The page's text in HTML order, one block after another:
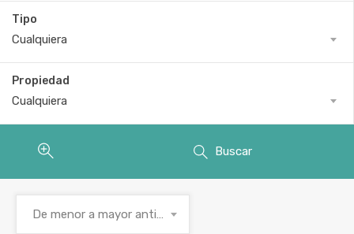
Tipo
Cualquiera
Propiedad
Cualquiera
Buscar
De menor a mayor antigüedad